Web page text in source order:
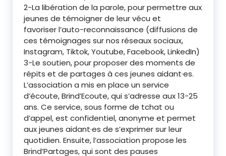
2-La libération de la parole, pour permettre aux
jeunes de témoigner de leur vécu et
favoriser l’auto-reconnaissance (diffusions de
ces témoignages sur nos réseaux sociaux,
Instagram, Tiktok, Youtube, Facebook, LinkedIn)
3-Le soutien, pour proposer des moments de
répits et de partages à ces jeunes aidant·es.
L’association a mis en place un service
d’écoute, Brind’Ecoute, qui s’adresse aux 13-25
ans. Ce service, sous forme de tchat ou
d’appel, est confidentiel, anonyme et permet
aux jeunes aidant·es de s’exprimer sur leur
quotidien. Ensuite, l’association propose les
Brind’Partages, qui sont des pauses